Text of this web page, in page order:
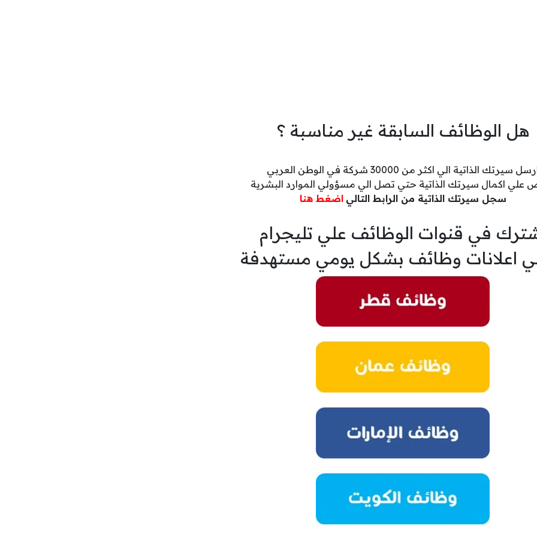
هل الوظائف السابقة غير مناسبة ؟
سيرتك الذاتية الي اكثر من 30000 شركة في الوطن العربي
علي اكمال سيرتك الذاتية حتي تصل الي مسؤولي الموارد البشرية
سجل سيرتك الذاتية من الرابط التالي اضغط هنا
في قنوات الوظائف علي تليجرام
اعلانات وظائف بشكل يومي مستهدفة